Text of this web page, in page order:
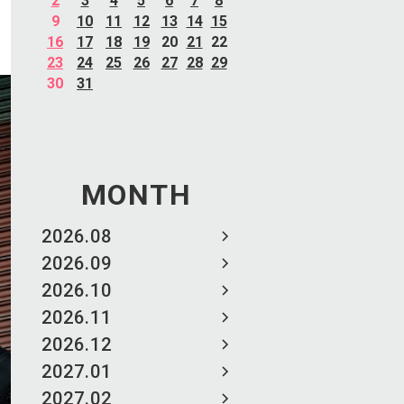
9
10 11 12 13 14 15
16
17 18 19 20 21
22
23
24 25 26 27 28 29
30
31
MONTH
2026.08
2026.09
2026.10
2026.11
2026.12
2027.01
2027.02